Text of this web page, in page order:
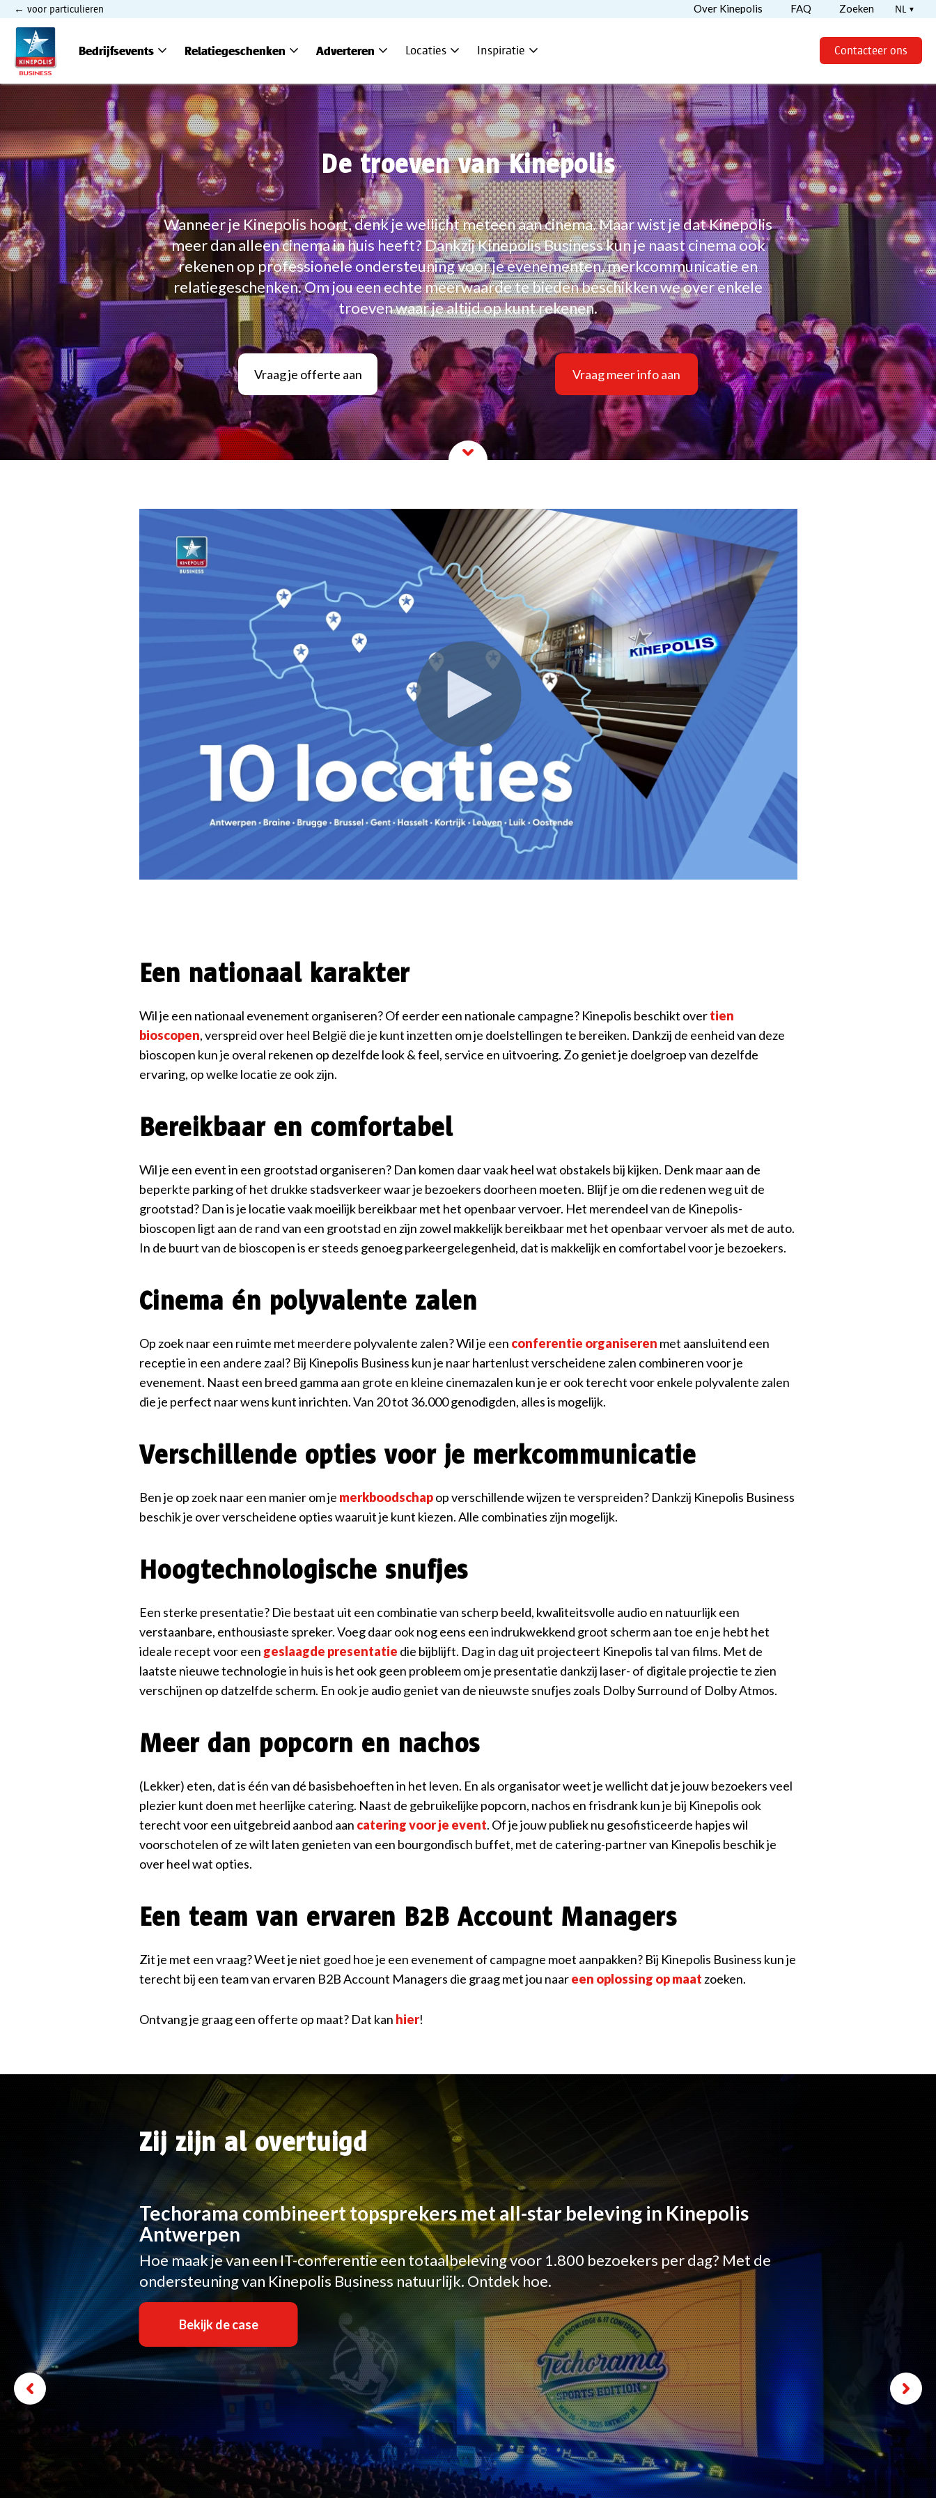
voor particulieren Over Kinepolis FAQ Zoeken NL
Bedrijfsevents expand_more Relatiegeschenken expand_more Adverteren expand_more Locaties expand_more Inspiratie expand_more Contacteer ons
De troeven van Kinepolis
Wanneer je Kinepolis hoort, denk je wellicht meteen aan cinema. Maar wist je dat Kinepolis
meer dan alleen cinema in huis heeft? Dankzij Kinepolis Business kun je naast cinema ook
rekenen op professionele ondersteuning voor je evenementen, merkcommunicatie en
relatiegeschenken. Om jou een echte meerwaarde te bieden beschikken we over enkele
troeven waar je altijd op kunt rekenen.
Vraag je offerte aan Vraag meer info aan
Een nationaal karakter
Wil je een nationaal evenement organiseren? Of eerder een nationale campagne? Kinepolis beschikt overtien
bioscopen, verspreid over heel België die je kunt inzetten om je doelstellingen te bereiken. Dankzij de eenheid van deze
bioscopen kun je overal rekenen op dezelfde look & feel, service en uitvoering. Zo geniet je doelgroep van dezelfde
ervaring, op welke locatie ze ook zijn.
Bereikbaar en comfortabel
Wil je een event in een grootstad organiseren? Dan komen daar vaak heel wat obstakels bij kijken. Denk maar aan de
beperkte parking of het drukke stadsverkeer waar je bezoekers doorheen moeten. Blijf je om die redenen weg uit de
grootstad? Dan is je locatie vaak moeilijk bereikbaar met het openbaar vervoer. Het merendeel van de Kinepolis-
bioscopen ligt aan de rand van een grootstad en zijn zowel makkelijk bereikbaar met het openbaar vervoer als met de auto.
In de buurt van de bioscopen is er steeds genoeg parkeergelegenheid, dat is makkelijk en comfortabel voor je bezoekers.
Cinema én polyvalente zalen
Op zoek naar een ruimte met meerdere polyvalente zalen? Wil je een conferentie organiseren met aansluitend een
receptie in een andere zaal? Bij Kinepolis Business kun je naar hartenlust verscheidene zalen combineren voor je
evenement. Naast een breed gamma aan grote en kleine cinemazalen kun je er ook terecht voor enkele polyvalente zalen
die je perfect naar wens kunt inrichten. Van 20 tot 36.000 genodigden, alles is mogelijk.
Verschillende opties voor je merkcommunicatie
Ben je op zoek naar een manier om je merkboodschapop verschillende wijzen te verspreiden? Dankzij Kinepolis Business
beschik je over verscheidene opties waaruit je kunt kiezen. Alle combinaties zijn mogelijk.
Hoogtechnologische snufjes
Een sterke presentatie? Die bestaat uit een combinatie van scherp beeld, kwaliteitsvolle audio en natuurlijk een
verstaanbare, enthousiaste spreker. Voeg daar ook nog eens een indrukwekkend groot scherm aan toe en je hebt het
ideale recept voor een geslaagde presentatie die bijblijft. Dag in dag uit projecteert Kinepolis tal van films. Met de
laatste nieuwe technologie in huis is het ook geen probleem om je presentatie dankzij laser- of digitale projectie te zien
verschijnen op datzelfde scherm. En ook je audio geniet van de nieuwste snufjes zoals Dolby Surround of Dolby Atmos.
Meer dan popcorn en nachos
(Lekker) eten, dat is één van dé basisbehoeften in het leven. En als organisator weet je wellicht dat je jouw bezoekers veel
plezier kunt doen met heerlijke catering. Naast de gebruikelijke popcorn, nachos en frisdrank kun je bij Kinepolis ook
terecht voor een uitgebreid aanbod aan catering voor je event. Of je jouw publiek nu gesofisticeerde hapjes wil
voorschotelen of ze wilt laten genieten van een bourgondisch buffet, met de catering-partner van Kinepolis beschik je
over heel wat opties.
Een team van ervaren B2B Account Managers
Zit je met een vraag? Weet je niet goed hoe je een evenement of campagne moet aanpakken? Bij Kinepolis Business kun je
terecht bij een team van ervaren B2B Account Managers die graag met jou naareen oplossing op maatzoeken.
Ontvang je graag een offerte op maat? Dat kan hier!
Zij zijn al overtuigd
Techorama combineert topsprekers met all-star beleving in Kinepolis
Antwerpen
Hoe maak je van een IT-conferentie een totaalbeleving voor 1.800 bezoekers per dag? Met de
ondersteuning van Kinepolis Business natuurlijk. Ontdek hoe.
Bekijk de case